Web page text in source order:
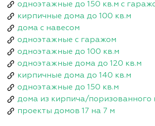
одноэтажные до 150 кв.м с
кирпичные дома до 100 кв.м
дома с навесом
одноэтажные с гаражом
одноэтажные до 100 кв.м
одноэтажные дома до 120 кв.м
кирпичные дома до 140 кв.м
одноэтажные до 150 кв.м
дома из кирпича/поризованного
проекты домов 17 на 7 м